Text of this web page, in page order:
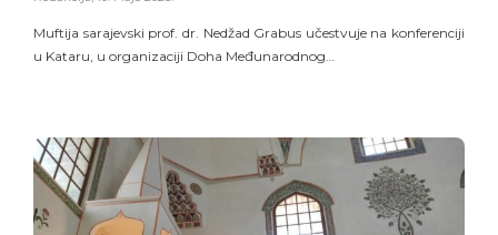
Muftija sarajevski prof. dr. Nedžad Grabus učestvuje na konferenciji
u Kataru, u organizaciji Doha Međunarodnog…